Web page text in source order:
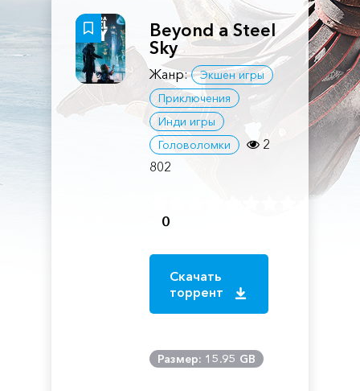
Beyond a Steel
Sky
Жанр:
Экшен игры
Приключения
Инди игры
Головоломки
2
802
0
Скачать
торрент
Размер: 15.95 GB